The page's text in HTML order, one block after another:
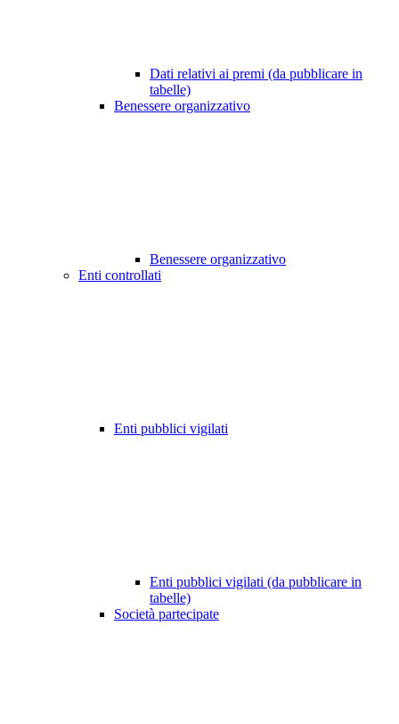
Dati relativi ai premi (da pubblicare in
tabelle)
Benessere organizzativo
Benessere organizzativo
Enti controllati
Enti pubblici vigilati
Enti pubblici vigilati (da pubblicare in
tabelle)
Società partecipate